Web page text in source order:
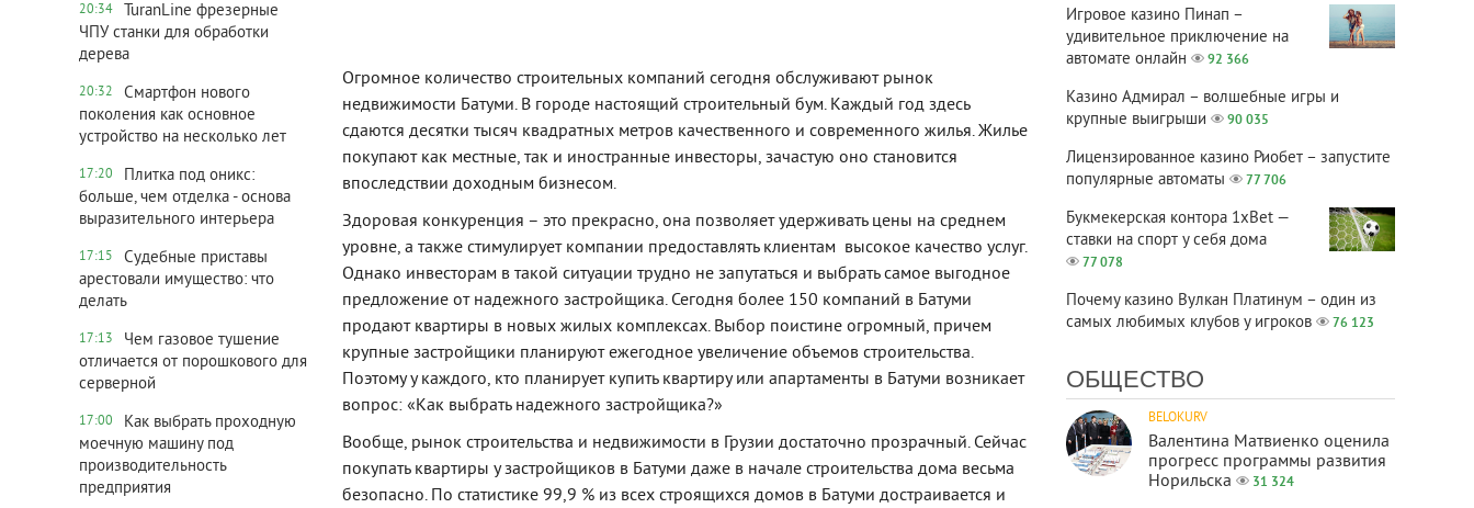
20:34
TuranLine фрезерные
ЧПУ станки для обработки
дерева
20:32
Смартфон нового
поколения как основное
устройство на несколько лет
17:20
Плитка под оникс:
больше, чем отделка - основа
выразительного интерьера
17:15
Судебные приставы
арестовали имущество: что
делать
17:13
Чем газовое тушение
отличается от порошкового для
серверной
17:00
Как выбрать проходную
моечную машину под
производительность
предприятия
Огромное количество строительных компаний сегодня обслуживают рынок
недвижимости Батуми. В городе настоящий строительный бум. Каждый год здесь
сдаются десятки тысяч квадратных метров качественного и современного жилья. Жилье
покупают как местные, так и иностранные инвесторы, зачастую оно становится
впоследствии доходным бизнесом.
Здоровая конкуренция – это прекрасно, она позволяет удерживать цены на среднем
уровне, а также стимулирует компании предоставлять клиентам высокое качество услуг.
Однако инвесторам в такой ситуации трудно не запутаться и выбрать самое выгодное
предложение от надежного застройщика. Сегодня более 150 компаний в Батуми
продают квартиры в новых жилых комплексах. Выбор поистине огромный, причем
крупные застройщики планируют ежегодное увеличение объемов строительства.
Поэтому у каждого, кто планирует купить квартиру или апартаменты в Батуми возникает
вопрос: «Как выбрать надежного застройщика?»
Вообще, рынок строительства и недвижимости в Грузии достаточно прозрачный. Сейчас
покупать квартиры у застройщиков в Батуми даже в начале строительства дома весьма
безопасно. По статистике 99,9 % из всех строящихся домов в Батуми достраивается и
Игровое казино Пинап –
удивительное приключение на
автомате онлайн
92 366
Казино Адмирал – волшебные игры и
крупные выигрыши
90 035
Лицензированное казино Риобет – запустите
популярные автоматы
77 706
Букмекерская контора 1xBet —
ставки на спорт у себя дома
77 078
Почему казино Вулкан Платинум – один из
самых любимых клубов у игроков
76 123
ОБЩЕСТВО
BELOKURV
Валентина Матвиенко оценила
прогресс программы развития
Норильска
31 324